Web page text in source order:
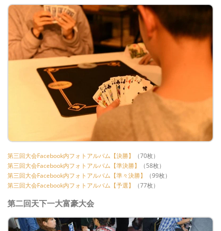
第三回大会Facebook内フォトアルバム【決勝】
（70枚）
第三回大会Facebook内フォトアルバム【準決勝】
（58枚）
第三回大会Facebook内フォトアルバム【準々決勝】
（99枚）
第三回大会Facebook内フォトアルバム【予選】
（77枚）
第二回天下一大富豪大会